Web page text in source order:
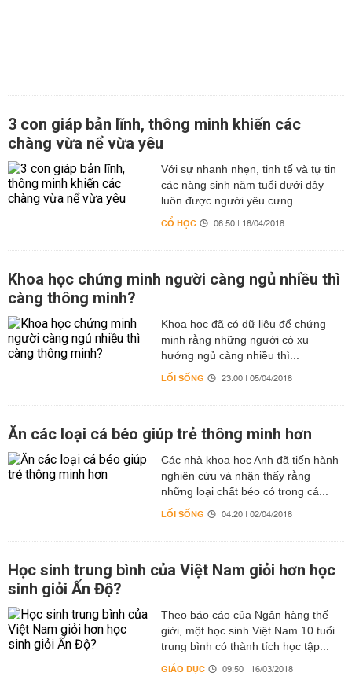
3 con giáp bản lĩnh, thông minh khiến các
chàng vừa nể vừa yêu
Với sự nhanh nhẹn, tinh tế và tự tin
các nàng sinh năm tuổi dưới đây
luôn được người yêu cưng...
CỔ HỌC 06:50 | 18/04/2018
Khoa học chứng minh người càng ngủ nhiều thì
càng thông minh?
Khoa học đã có dữ liệu để chứng
minh rằng những người có xu
hướng ngủ càng nhiều thì...
LỐI SỐNG 23:00 | 05/04/2018
Ăn các loại cá béo giúp trẻ thông minh hơn
Các nhà khoa học Anh đã tiến hành
nghiên cứu và nhận thấy rằng
những loại chất béo có trong cá...
LỐI SỐNG 04:20 | 02/04/2018
Học sinh trung bình của Việt Nam giỏi hơn học
sinh giỏi Ấn Độ?
Theo báo cáo của Ngân hàng thế
giới, một học sinh Việt Nam 10 tuổi
trung bình có thành tích học tập...
GIÁO DỤC 09:50 | 16/03/2018